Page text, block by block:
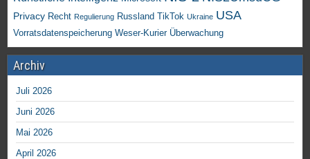
Privacy Recht Regulierung Russland TikTok Ukraine USA
Vorratsdatenspeicherung Weser-Kurier Überwachung
Archiv
Juli 2026
Juni 2026
Mai 2026
April 2026